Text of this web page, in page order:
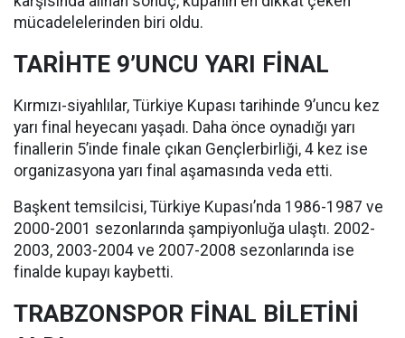
mücadelelerinden biri oldu.
TARİHTE 9’UNCU YARI FİNAL
Kırmızı-siyahlılar, Türkiye Kupası tarihinde 9’uncu kez
yarı final heyecanı yaşadı. Daha önce oynadığı yarı
finallerin 5’inde finale çıkan Gençlerbirliği, 4 kez ise
organizasyona yarı final aşamasında veda etti.
Başkent temsilcisi, Türkiye Kupası’nda 1986-1987 ve
2000-2001 sezonlarında şampiyonluğa ulaştı. 2002-
2003, 2003-2004 ve 2007-2008 sezonlarında ise
finalde kupayı kaybetti.
TRABZONSPOR FİNAL BİLETİNİ